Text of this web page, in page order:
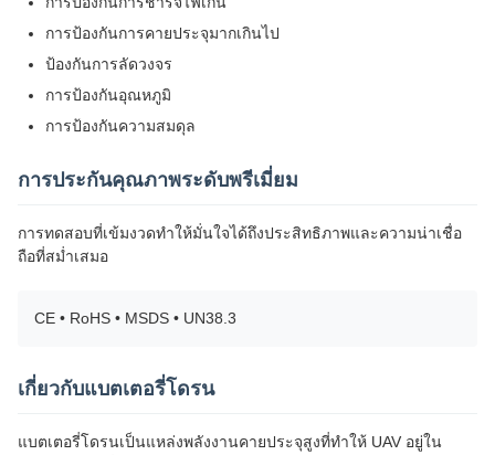
การป้องกันการคายประจุมากเกินไป
ป้องกันการลัดวงจร
การป้องกันอุณหภูมิ
การป้องกันความสมดุล
การประกันคุณภาพระดับพรีเมี่ยม
การทดสอบที่เข้มงวดทำให้มั่นใจได้ถึงประสิทธิภาพและความน่าเชื่อ
ถือที่สม่ำเสมอ
CE • RoHS • MSDS • UN38.3
เกี่ยวกับแบตเตอรี่โดรน
แบตเตอรี่โดรนเป็นแหล่งพลังงานคายประจุสูงที่ทำให้ UAV อยู่ใน